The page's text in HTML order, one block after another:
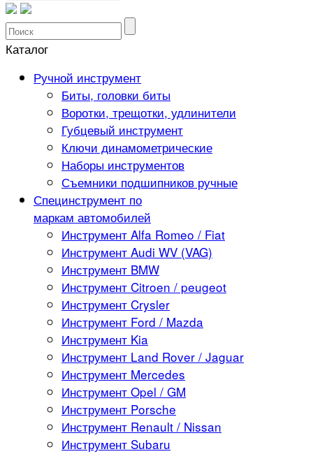
Каталог
Ручной инструмент
Биты, головки биты
Воротки, трещотки, удлинители
Губцевый инструмент
Ключи динамометрические
Наборы инструментов
Съемники подшипников ручные
Специнструмент по
маркам автомобилей
Инструмент Alfa Romeo / Fiat
Инструмент Audi WV (VAG)
Инструмент BMW
Инструмент Citroen / peugeot
Инструмент Crysler
Инструмент Ford / Mazda
Инструмент Kia
Инструмент Land Rover / Jaguar
Инструмент Mercedes
Инструмент Opel / GM
Инструмент Porsche
Инструмент Renault / Nissan
Инструмент Subaru